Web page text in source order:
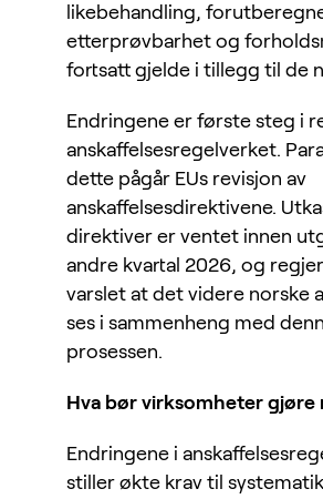
likebehandling,
etterprøvbarhet og
fortsatt gjelde i tillegg til de
Endringene er første steg i
anskaffelsesregelverket.
dette pågår EUs revisjon av
anskaffelsesdirektivene.
direktiver er ventet innen
andre kvartal 2026, og
varslet at det videre norske
ses i sammenheng med
prosessen.
Hva bør virksomheter gjøre
Endringene i
stiller økte krav til